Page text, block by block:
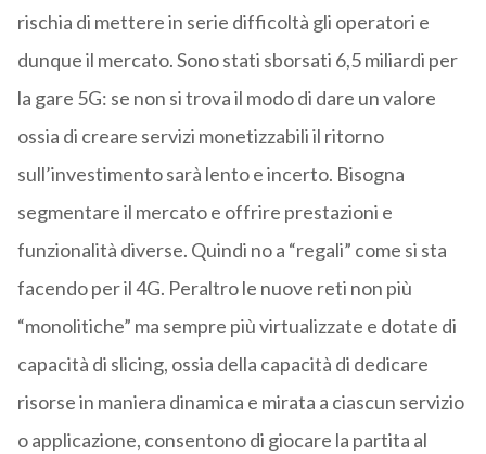
rischia di mettere in serie difficoltà gli operatori e
dunque il mercato. Sono stati sborsati 6,5 miliardi per
la gare 5G: se non si trova il modo di dare un valore
ossia di creare servizi monetizzabili il ritorno
sull’investimento sarà lento e incerto. Bisogna
segmentare il mercato e offrire prestazioni e
funzionalità diverse. Quindi no a “regali” come si sta
facendo per il 4G. Peraltro le nuove reti non più
“monolitiche” ma sempre più virtualizzate e dotate di
capacità di slicing, ossia della capacità di dedicare
risorse in maniera dinamica e mirata a ciascun servizio
o applicazione, consentono di giocare la partita al